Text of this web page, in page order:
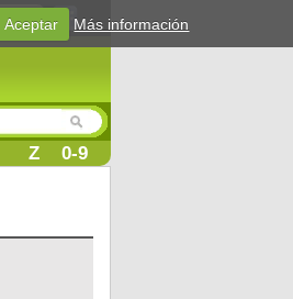
Login
Z 0-9
Aceptar Más información